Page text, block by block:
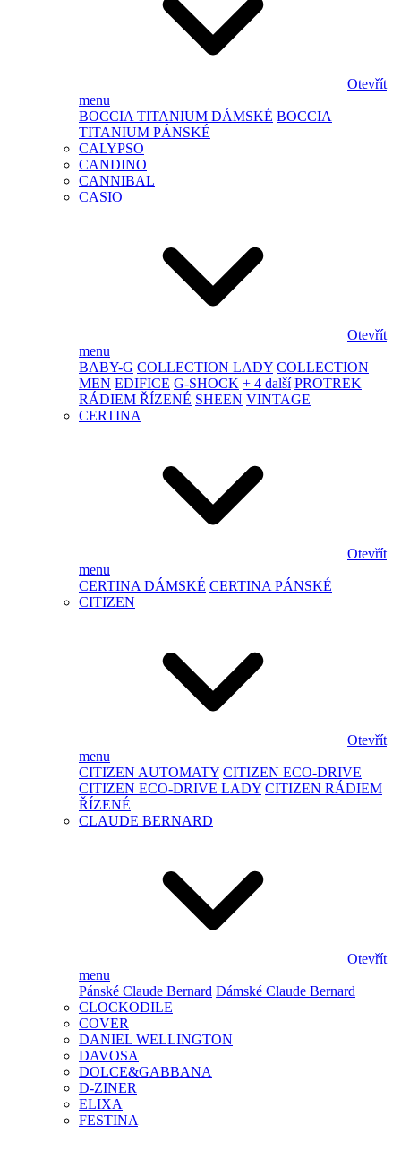
Otevřít
menu
BOCCIA TITANIUM DÁMSKÉ BOCCIA
TITANIUM PÁNSKÉ
CALYPSO
CANDINO
CANNIBAL
CASIO
Otevřít
menu
BABY-G COLLECTION LADY COLLECTION
MEN EDIFICE G-SHOCK + 4 další PROTREK
RÁDIEM ŘÍZENÉ SHEEN VINTAGE
CERTINA
Otevřít
menu
CERTINA DÁMSKÉ CERTINA PÁNSKÉ
CITIZEN
Otevřít
menu
CITIZEN AUTOMATY CITIZEN ECO-DRIVE
CITIZEN ECO-DRIVE LADY CITIZEN RÁDIEM
ŘÍZENÉ
CLAUDE BERNARD
Otevřít
menu
Pánské Claude Bernard Dámské Claude Bernard
CLOCKODILE
COVER
DANIEL WELLINGTON
DAVOSA
DOLCE&GABBANA
D-ZINER
ELIXA
FESTINA